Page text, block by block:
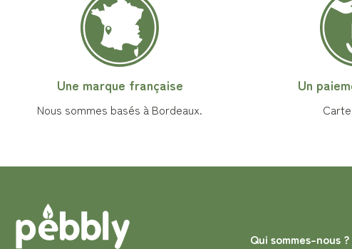
Une marque française
Nous sommes basés à Bordeaux.
Un
Qui sommes-nous ?